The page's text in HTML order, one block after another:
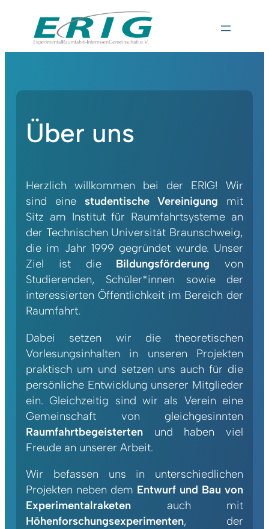
Über uns
Herzlich willkommen bei der ERIG! Wir
sind eine studentische Vereinigung mit
Sitz am Institut für Raumfahrtsysteme an
der Technischen Universität Braunschweig,
die im Jahr 1999 gegründet wurde. Unser
Ziel ist die Bildungsförderung von
Studierenden, Schüler*innen sowie der
interessierten Öffentlichkeit im Bereich der
Raumfahrt.
Dabei setzen wir die theoretischen
Vorlesungsinhalten in unseren Projekten
praktisch um und setzen uns auch für die
persönliche Entwicklung unserer Mitglieder
ein. Gleichzeitig sind wir als Verein eine
Gemeinschaft von gleichgesinnten
Raumfahrtbegeisterten und haben viel
Freude an unserer Arbeit.
Wir befassen uns in unterschiedlichen
Projekten neben dem Entwurf und Bau von
Experimentalraketen auch mit
Höhenforschungsexperimenten, der